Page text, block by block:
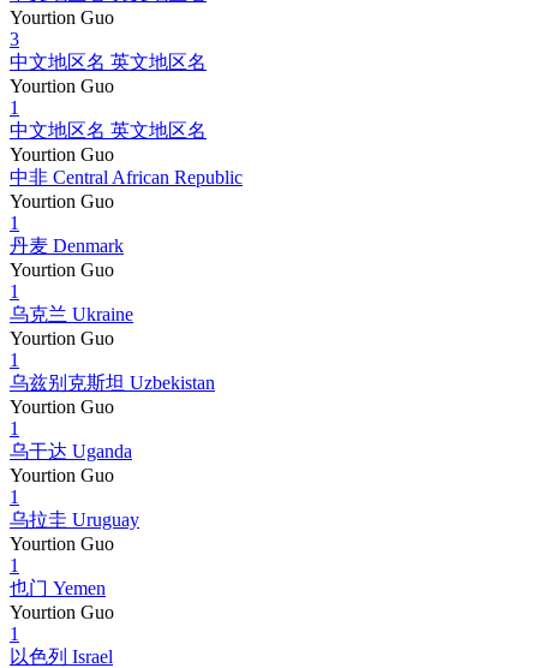
Yourtion Guo
3
中文地区名 英文地区名
Yourtion Guo
1
中文地区名 英文地区名
Yourtion Guo
中非 Central African Republic
Yourtion Guo
1
丹麦 Denmark
Yourtion Guo
1
乌克兰 Ukraine
Yourtion Guo
1
乌兹别克斯坦 Uzbekistan
Yourtion Guo
1
乌干达 Uganda
Yourtion Guo
1
乌拉圭 Uruguay
Yourtion Guo
1
也门 Yemen
Yourtion Guo
1
以色列 Israel